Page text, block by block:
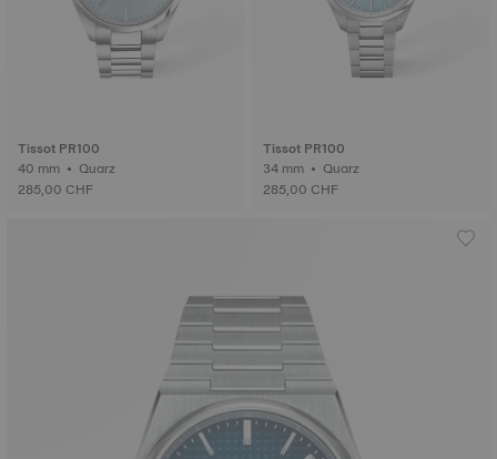
Tissot PR100
40 mm • Quarz
285,00 CHF
Tissot PR100
34 mm • Quarz
285,00 CHF